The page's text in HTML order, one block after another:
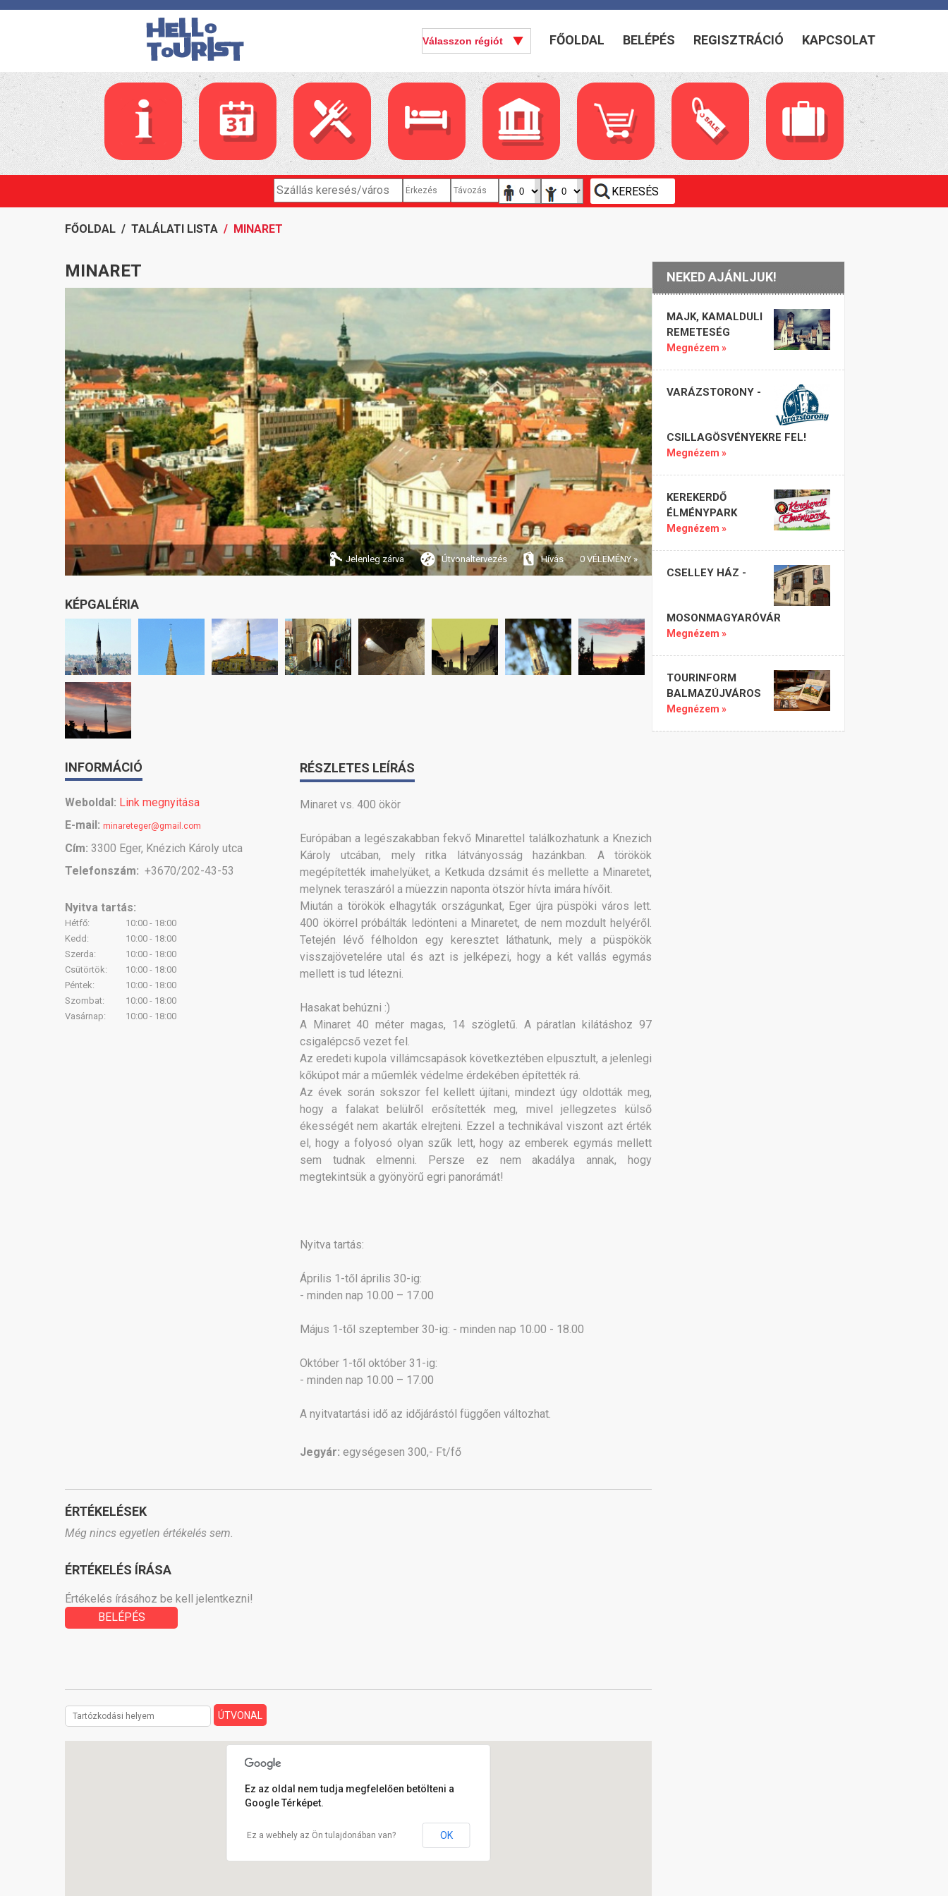
FŐOLDAL BELÉPÉS REGISZTRÁCIÓ KAPCSOLAT
FŐOLDAL / TALÁLATI LISTA / MINARET
MINARET
Jelenleg zárva Útvonaltervezés Hívás 0 VÉLEMÉNY »
KÉPGALÉRIA
INFORMÁCIÓ
Weboldal: Link megnyitása
E-mail: minareteger@gmail.com
Cím: 3300 Eger, Knézich Károly utca
Telefonszám: +3670/202-43-53
Nyitva tartás:
Hétfő:
10:00 - 18:00
Kedd:
10:00 - 18:00
Szerda:
10:00 - 18:00
Csütörtök:
10:00 - 18:00
Péntek:
10:00 - 18:00
Szombat:
10:00 - 18:00
Vasárnap:
10:00 - 18:00
RÉSZLETES LEÍRÁS
Minaret vs. 400 ökör
Európában a legészakabban fekvő Minarettel találkozhatunk a Knezich
Károly utcában, mely ritka látványosság hazánkban. A törökök
megépítették imahelyüket, a Ketkuda dzsámit és mellette a Minaretet,
melynek teraszáról a müezzin naponta ötször hívta imára hívőit.
Miután a törökök elhagyták országunkat, Eger újra püspöki város lett.
400 ökörrel próbálták ledönteni a Minaretet, de nem mozdult helyéről.
Tetején lévő félholdon egy keresztet láthatunk, mely a püspökök
visszajövetelére utal és azt is jelképezi, hogy a két vallás egymás
mellett is tud létezni.
Hasakat behúzni :)
A Minaret 40 méter magas, 14 szögletű. A páratlan kilátáshoz 97
csigalépcső vezet fel.
Az eredeti kupola villámcsapások következtében elpusztult, a jelenlegi
kőkúpot már a műemlék védelme érdekében építették rá.
Az évek során sokszor fel kellett újítani, mindezt úgy oldották meg,
hogy a falakat belülről erősítették meg, mivel jellegzetes külső
ékességét nem akarták elrejteni. Ezzel a technikával viszont azt érték
el, hogy a folyosó olyan szűk lett, hogy az emberek egymás mellett
sem tudnak elmenni. Persze ez nem akadálya annak, hogy
megtekintsük a gyönyörű egri panorámát!
Nyitva tartás:
Április 1-től április 30-ig:
- minden nap 10.00 – 17.00
Május 1-től szeptember 30-ig: - minden nap 10.00 - 18.00
Október 1-től október 31-ig:
- minden nap 10.00 – 17.00
A nyitvatartási idő az időjárástól függően változhat.
Jegyár: egységesen 300,- Ft/fő
ÉRTÉKELÉSEK
Még nincs egyetlen értékelés sem.
ÉRTÉKELÉS ÍRÁSA
Értékelés írásához be kell jelentkezni!
BELÉPÉS
Ez az oldal nem tudja megfelelően betölteni a
Google Térképet.
Ez a webhely az Ön tulajdonában van? OK
NEKED AJÁNLJUK!
MAJK, KAMALDULI
REMETESÉG
Megnézem »
VARÁZSTORONY -
CSILLAGÖSVÉNYEKRE FEL!
Megnézem »
KEREKERDŐ
ÉLMÉNYPARK
Megnézem »
CSELLEY HÁZ -
MOSONMAGYARÓVÁR
Megnézem »
TOURINFORM
BALMAZÚJVÁROS
Megnézem »